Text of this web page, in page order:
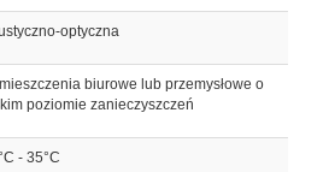
optyczna
biurowe lub przemysłowe o
poziomie zanieczyszczeń
- 35°C